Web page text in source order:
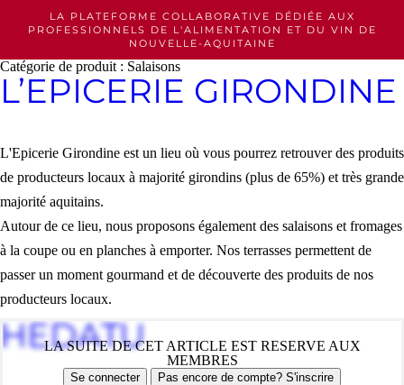
content
LA PLATEFORME COLLABORATIVE DÉDIÉE AUX
PROFESSIONNELS DE L'ALIMENTATION ET DU VIN DE
NOUVELLE-AQUITAINE
Catégorie de produit : Salaisons
L’EPICERIE GIRONDINE
L'Epicerie Girondine est un lieu où vous pourrez retrouver des produits
de producteurs locaux à majorité girondins (plus de 65%) et très grande
majorité aquitains.
Autour de ce lieu, nous proposons également des salaisons et fromages
à la coupe ou en planches à emporter. Nos terrasses permettent de
passer un moment gourmand et de découverte des produits de nos
producteurs locaux.
LA SUITE DE CET ARTICLE EST RESERVE AUX
MEMBRES
Se connecter Pas encore de compte? S'inscrire
HEDATU